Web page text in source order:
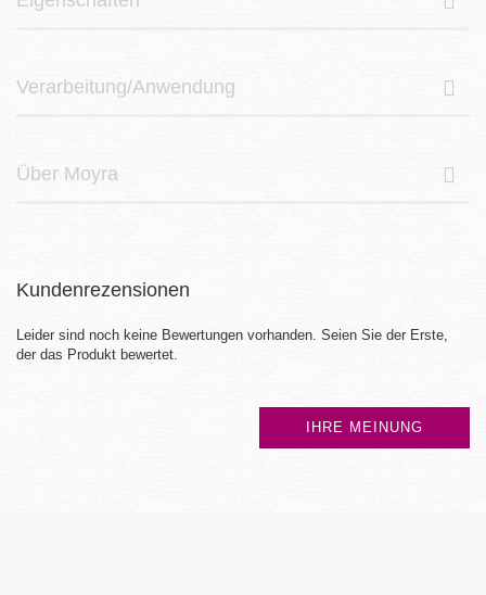
Verarbeitung/Anwendung
Über Moyra
Kundenrezensionen
Leider sind noch keine Bewertungen vorhanden. Seien Sie der Erste,
der das Produkt bewertet.
IHRE MEINUNG